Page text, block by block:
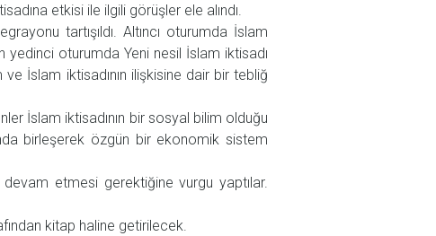
etkisi ile ilgili görüşler ele alındı.
tartışıldı. Altıncı oturumda İslam
yedinci oturumda Yeni nesil İslam iktisadı
İslam iktisadının ilişkisine dair bir tebliğ
İslam iktisadının bir sosyal bilim olduğu
birleşerek özgün bir ekonomik sistem
devam etmesi gerektiğine vurgu yaptılar.
kitap haline getirilecek.